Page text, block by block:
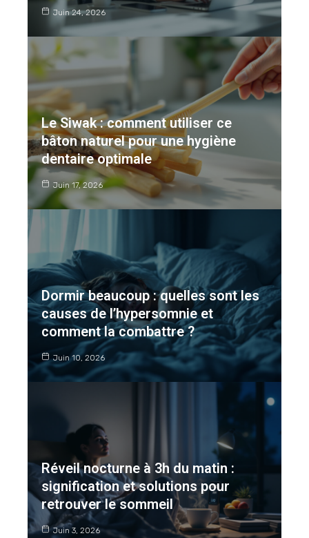
Juin 24, 2026
Le Siwak : comment utiliser ce
bâton naturel pour une hygiène
dentaire optimale
Juin 17, 2026
Dormir beaucoup : quelles sont les
causes de l’hypersomnie et
comment la combattre ?
Juin 10, 2026
Réveil nocturne à 3h du matin :
signification et solutions pour
retrouver le sommeil
Juin 3, 2026